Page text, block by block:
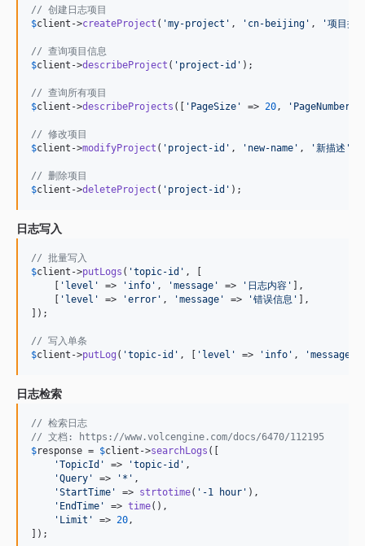
// 创建日志项目
$client ->createProject ( 'my-project ' , ' cn-beijing ' , '项目描
// 查询项目信息
$client ->describeProject ( ' project-id ' );
// 查询所有项目
$client ->describeProjects ([ ' PageSize ' => 20 , ' PageNumber
// 修改项目
$client ->modifyProject ( ' project-id ' , ' new-name ' , '新描述 '
// 删除项目
$client ->deleteProject ( ' project-id ' );
日志写入
// 批量写入
$client ->putLogs ( 'topic-id ' , [
    [
' level ' => ' info ' , 'message ' => ' 日志内容 ' ],
    [
' level ' => 'error ' , 'message ' => '错误信息 ' ],
]);
// 写入单条
$client ->putLog ( 'topic-id ' , [ ' level ' => ' info ' , 'message
日志检索
// 检索日志
// 文档: https://www.volcengine.com/docs/6470/112195
$response = $client ->searchLogs ([
'TopicId ' => 'topic-id ' ,
'Query ' => ' * ' ,
'StartTime ' => strtotime( ' -1 hour ' ),
' EndTime ' => time(),
' Limit ' => 20 ,
]);